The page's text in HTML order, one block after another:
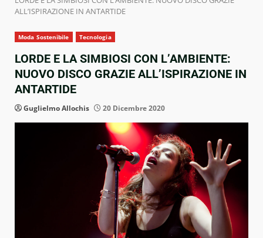
ALL’ISPIRAZIONE IN ANTARTIDE
Moda Sostenibile Tecnologia
LORDE E LA SIMBIOSI CON L’AMBIENTE:
NUOVO DISCO GRAZIE ALL’ISPIRAZIONE IN
ANTARTIDE
Guglielmo Allochis 20 Dicembre 2020